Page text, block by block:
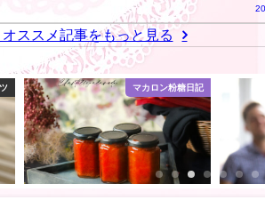
オススメ記事をもっと見る
マカロン粉糖日記